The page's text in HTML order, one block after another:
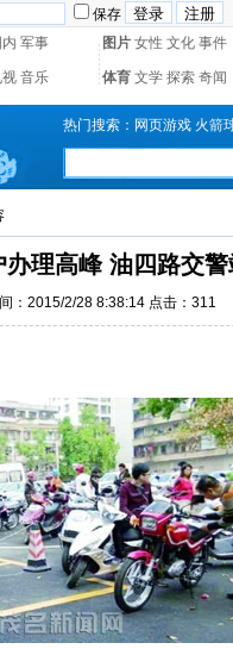
保存
内 军事 图片 女性 文化 事件
视 音乐 体育 文学 探索 奇闻
热门搜索： 网页游戏 火箭
理高峰 油四路交
：2015/2/28 8:38:14 点击： 311